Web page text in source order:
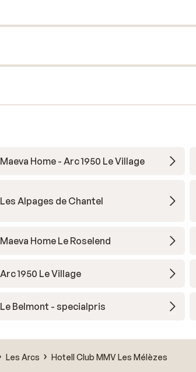
Home - Arc 1950 Le Village
Alpages de Chantel
Home Le Roselend
1950 Le Village
Belmont - specialpris
Les Arcs Hotell Club MMV Les Mélèzes